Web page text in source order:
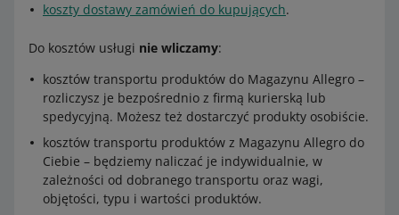
koszty dostawy zamówień do kupujących.
Do kosztów usługi nie wliczamy:
kosztów transportu produktów do Magazynu Allegro –
rozliczysz je bezpośrednio z firmą kurierską lub
spedycyjną. Możesz też dostarczyć produkty osobiście.
kosztów transportu produktów z Magazynu Allegro do
Ciebie – będziemy naliczać je indywidualnie, w
zależności od dobranego transportu oraz wagi,
objętości, typu i wartości produktów.